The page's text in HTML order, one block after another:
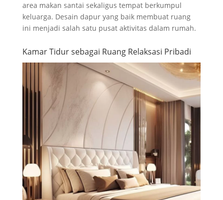
area makan santai sekaligus tempat berkumpul
keluarga. Desain dapur yang baik membuat ruang
ini menjadi salah satu pusat aktivitas dalam rumah.
Kamar Tidur sebagai Ruang Relaksasi Pribadi